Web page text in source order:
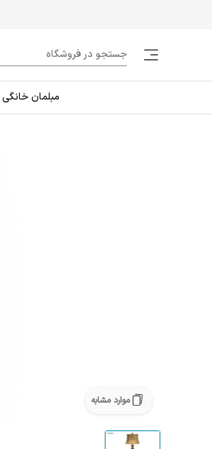
مبلمان خانگی
موارد مشابه